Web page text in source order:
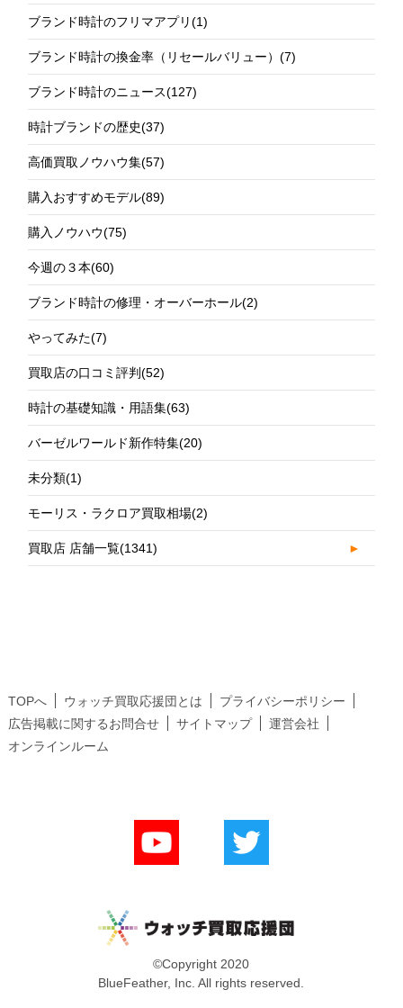
ブランド時計のフリマアプリ(1)
ブランド時計の換金率（リセールバリュー）(7)
ブランド時計のニュース(127)
時計ブランドの歴史(37)
高価買取ノウハウ集(57)
購入おすすめモデル(89)
購入ノウハウ(75)
今週の３本(60)
ブランド時計の修理・オーバーホール(2)
やってみた(7)
買取店の口コミ評判(52)
時計の基礎知識・用語集(63)
バーゼルワールド新作特集(20)
未分類(1)
モーリス・ラクロア買取相場(2)
買取店 店舗一覧(1341) ►
TOPへ ウォッチ買取応援団とは
プライバシーポリシー
広告掲載に関するお問合せ
サイトマップ
運営会社
オンラインルーム
©Copyright 2020
BlueFeather, Inc. All rights reserved.